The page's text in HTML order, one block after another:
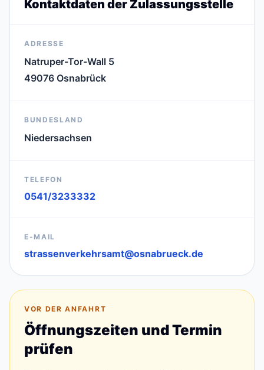
Kontaktdaten der Zulassungsstelle
ADRESSE
Natruper-Tor-Wall 5
49076 Osnabrück
BUNDESLAND
Niedersachsen
TELEFON
0541/3233332
E-MAIL
strassenverkehrsamt@osnabrueck.de
VOR DER ANFAHRT
Öffnungszeiten und Termin
prüfen